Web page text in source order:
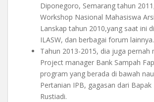
Diponegoro, Semarang tahun
Workshop Nasional Mahasiswa
Lanskap tahun 2010,yang saat ini
ILASW, dan berbagai forum lainnya.
Tahun 2013-2015, dia juga pernah
Project manager Bank Sampah
program yang berada di bawah
Pertanian IPB, gagasan dari Bapak
Rustiadi.